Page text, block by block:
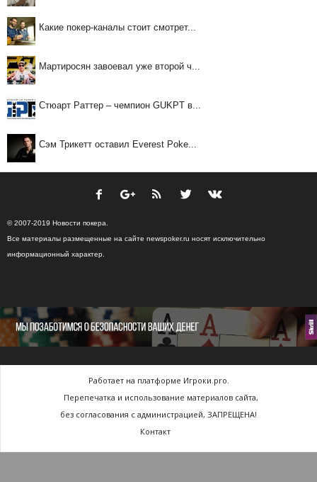
Какие покер-каналы стоит смотрет...
Мартиросян завоевал уже второй ч...
Стюарт Раттер – чемпион GUKPT в...
Сэм Трикетт оставил Everest Poke...
© 2007-2019 Новости покера.
Все материалы размещенные на сайте newspoker.ru носят исключительно
информационный характер.
Работает на платформе Игроки.pro.
Перепечатка и использование материалов сайта,
без согласования с администрацией, ЗАПРЕЩЕНА!
Контакт